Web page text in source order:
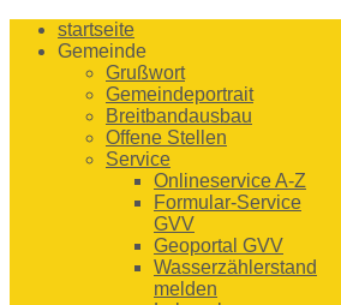
startseite
Gemeinde
Grußwort
Gemeindeportrait
Breitbandausbau
Offene Stellen
Service
Onlineservice A-Z
Formular-Service
GVV
Geoportal GVV
Wasserzählerstand
melden